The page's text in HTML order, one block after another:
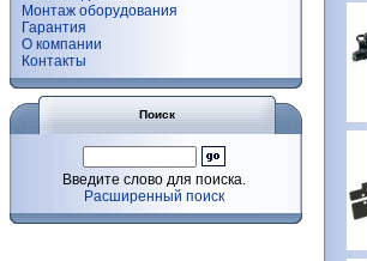
Монтаж оборудования
Гарантия
О компании
Контакты
Поиск
Введите слово для поиска.
Расширенный поиск